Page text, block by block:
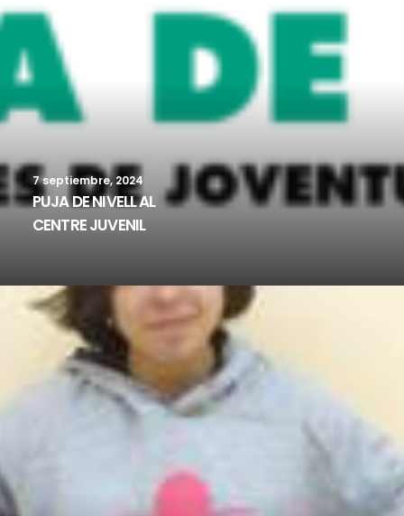
de
l’educació
per
competènc
ies
7 septiembre, 2024
PUJA DE NIVELL AL
CENTRE JUVENIL